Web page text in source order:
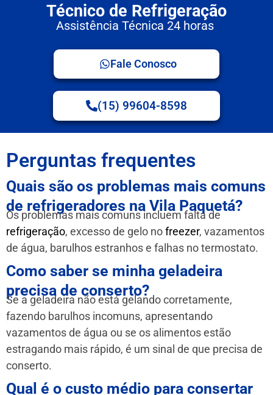
Técnico de Refrigeração
Assistência Técnica 24 horas
Fale Conosco
(15) 99604-8598
Perguntas frequentes
Quais são os problemas mais comuns
de refrigeradores na Vila Paquetá?
Os problemas mais comuns incluem falta de
refrigeração, excesso de gelo nofreezer, vazamentos
de água, barulhos estranhos e falhas no termostato.
Como saber se minha geladeira
precisa de conserto?
Se a geladeira não está gelando corretamente,
fazendo barulhos incomuns, apresentando
vazamentos de água ou se os alimentos estão
estragando mais rápido, é um sinal de que precisa de
conserto.
Qual é o custo médio para consertar